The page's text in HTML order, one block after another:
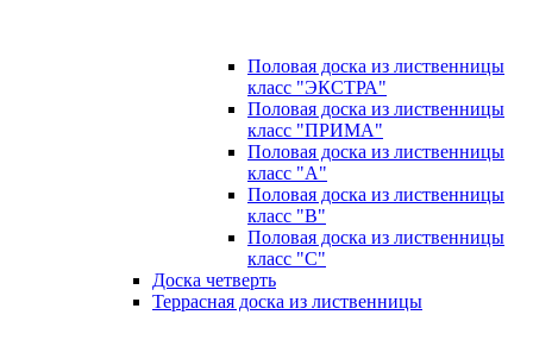
Половая доска из лиственницы
класс "ЭКСТРА"
Половая доска из лиственницы
класс "ПРИМА"
Половая доска из лиственницы
класс "А"
Половая доска из лиственницы
класс "B"
Половая доска из лиственницы
класс "C"
Доска четверть
Террасная доска из лиственницы